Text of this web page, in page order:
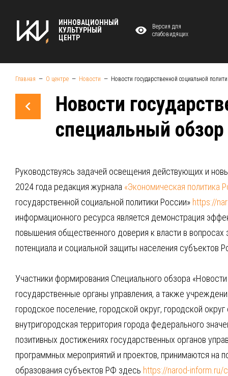
ИННОВАЦИОННЫЙ
КУЛЬТУРНЫЙ
ЦЕНТР
Версия для
слабовидящих
Главная О центре Новости Новости государственной социальной
Новости
специальный обзор
Руководствуясь задачей освещения действующих и
2024 года редакция журнала «Экономическая политика
государственной социальной политики России» https://
информационного ресурса является демонстрация
повышения общественного доверия к власти в
потенциала и социальной защиты населения субъектов
Участники формирования Специального обзора
государственные органы управления, а также
городское поселение, городской округ, городской
внутригородская территория города федерального
позитивных достижениях государственных органов
программных мероприятий и проектов, принимаются на
образования субъектов РФ здесь https://narod-